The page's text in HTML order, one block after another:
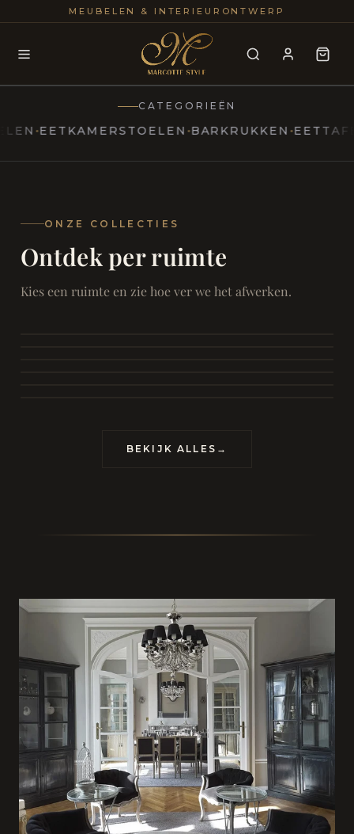
MEUBELEN & INTERIEURONTWERP
Modern
Marcottestyle Living
25+
CATEGORIEËN
BARKRUKKEN EETTAFELS
ONZE COLLECTIES
Ontdek per ruimte
Kies een ruimte en zie hoe ver we het afwerken.
SAMEN ONTSPANNEN
Woonkamer
Eetkamer
RUST EN RETRAITE
BEKIJK ALLES →